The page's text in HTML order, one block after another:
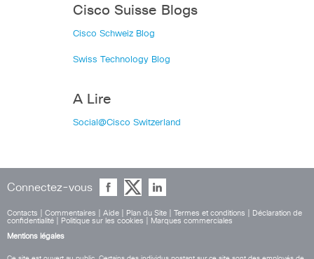
Cisco Suisse Blogs
Cisco Schweiz Blog
Swiss Technology Blog
A Lire
Social@Cisco Switzerland
Connectez-vous
Contacts Commentaires Aide Plan du Site Termes et conditions
Déclaration de
confidentialité
Politique sur les cookies
Marques commerciales
Mentions légales